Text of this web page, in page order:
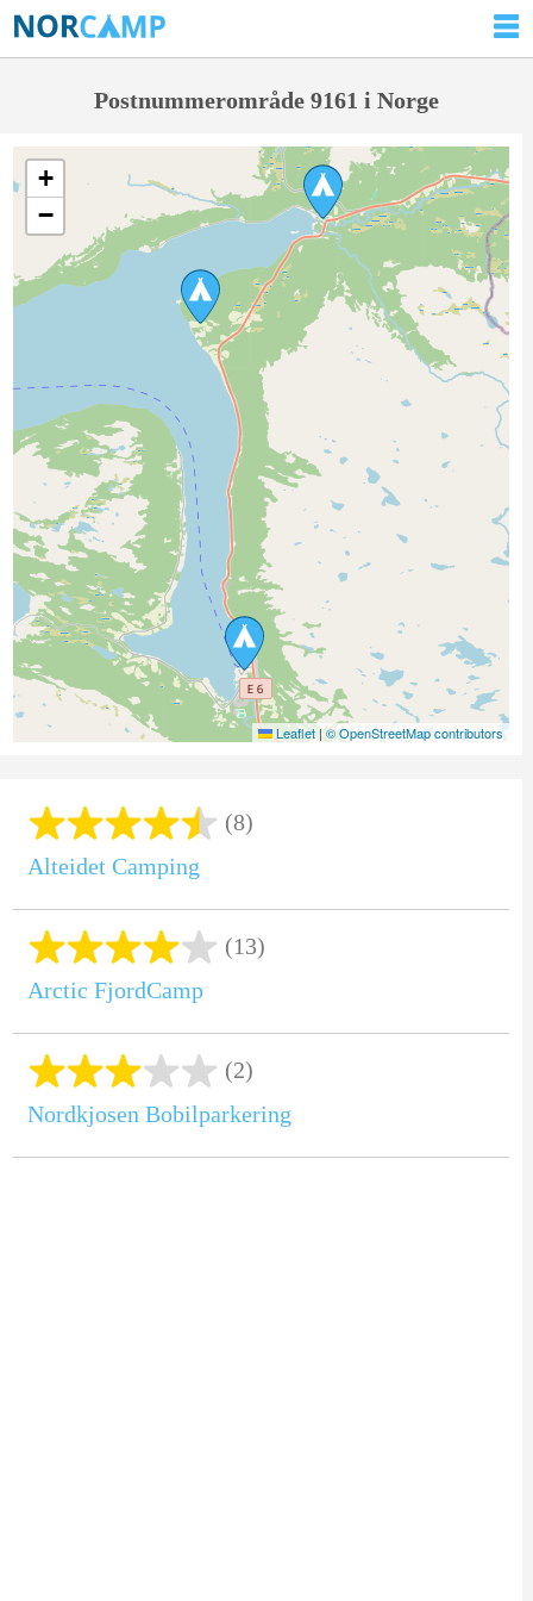
Postnummerområde 9161 i Norge
+
−
Leaflet | © OpenStreetMap contributors
(8)
Alteidet Camping
(13)
Arctic FjordCamp
(2)
Nordkjosen Bobilparkering